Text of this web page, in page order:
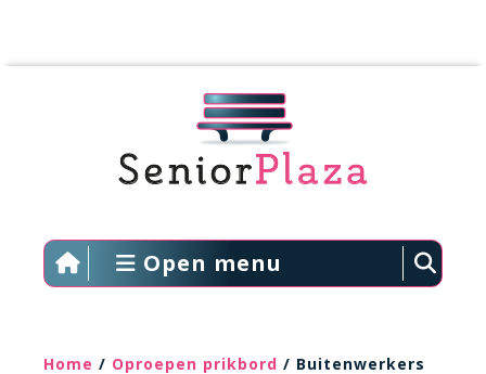
Open menu
Home / Oproepen prikbord / Buitenwerkers